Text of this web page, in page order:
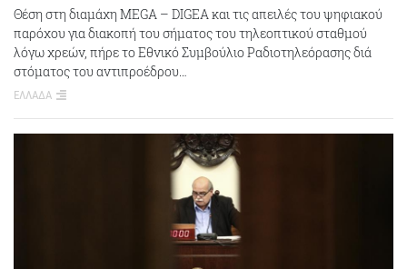
Θέση στη διαμάχη MEGA – DIGEA και τις απειλές του ψηφιακού
παρόχου για διακοπή του σήματος του τηλεοπτικού σταθμού
λόγω χρεών, πήρε το Εθνικό Συμβούλιο Ραδιοτηλεόρασης διά
στόματος του αντιπροέδρου…
ΕΛΛΑΔΑ